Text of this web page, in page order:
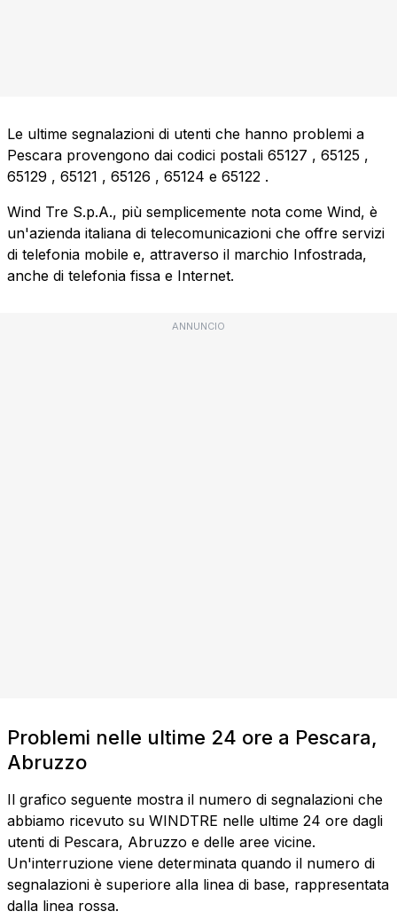
Le ultime segnalazioni di utenti che hanno problemi a
Pescara provengono dai codici postali 65127 , 65125 ,
65129 , 65121 , 65126 , 65124 e 65122 .
Wind Tre S.p.A., più semplicemente nota come Wind, è
un'azienda italiana di telecomunicazioni che offre servizi
di telefonia mobile e, attraverso il marchio Infostrada,
anche di telefonia fissa e Internet.
ANNUNCIO
Problemi nelle ultime 24 ore a Pescara,
Abruzzo
Il grafico seguente mostra il numero di segnalazioni che
abbiamo ricevuto su WINDTRE nelle ultime 24 ore dagli
utenti di Pescara, Abruzzo e delle aree vicine.
Un'interruzione viene determinata quando il numero di
segnalazioni è superiore alla linea di base, rappresentata
dalla linea rossa.